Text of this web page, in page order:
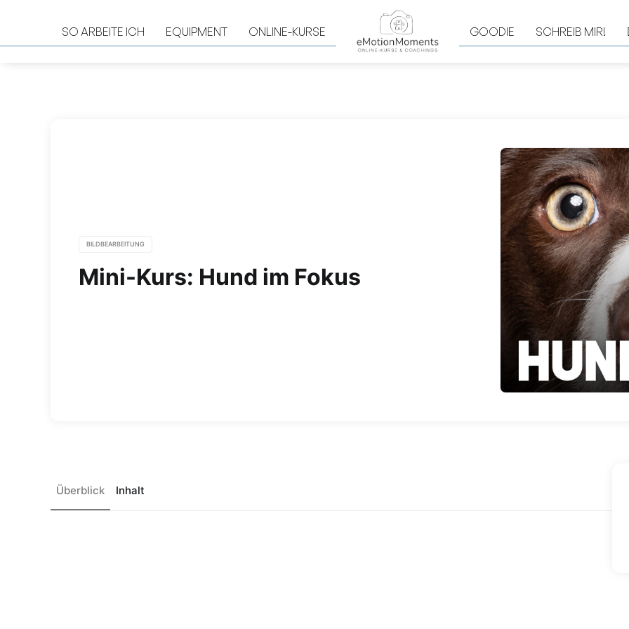
SO ARBEITE ICH EQUIPMENT ONLINE-KURSE GOODIE SCHREIB MIR!
BILDBEARBEITUNG
Mini-Kurs: Hund im Fokus
Überblick Inhalt